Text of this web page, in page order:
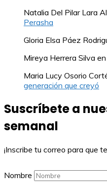
Natalia Del Pilar Lara
Perasha
Gloria Elsa Páez
Mireya Herrera Silva en
Maria Lucy Osorio
generación que creyó
Suscríbete a
semanal
¡Inscribe tu correo para que
Nombre